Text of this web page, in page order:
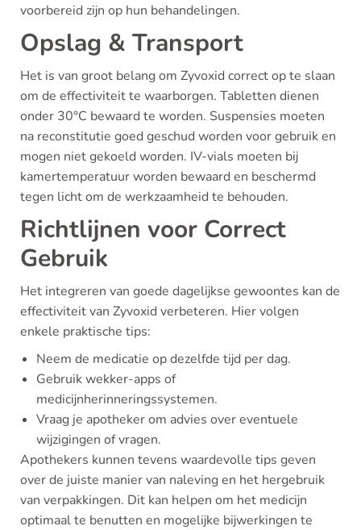
voorbereid zijn op hun behandelingen.
Opslag & Transport
Het is van groot belang om Zyvoxid correct op te slaan
om de effectiviteit te waarborgen. Tabletten dienen
onder 30°C bewaard te worden. Suspensies moeten
na reconstitutie goed geschud worden voor gebruik en
mogen niet gekoeld worden. IV-vials moeten bij
kamertemperatuur worden bewaard en beschermd
tegen licht om de werkzaamheid te behouden.
Richtlijnen voor Correct
Gebruik
Het integreren van goede dagelijkse gewoontes kan de
effectiviteit van Zyvoxid verbeteren. Hier volgen
enkele praktische tips:
Neem de medicatie op dezelfde tijd per dag.
Gebruik wekker-apps of
medicijnherinneringssystemen.
Vraag je apotheker om advies over eventuele
wijzigingen of vragen.
Apothekers kunnen tevens waardevolle tips geven
over de juiste manier van naleving en het hergebruik
van verpakkingen. Dit kan helpen om het medicijn
optimaal te benutten en mogelijke bijwerkingen te